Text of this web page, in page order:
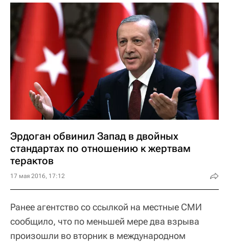
Эрдоган обвинил Запад в двойных
стандартах по отношению к жертвам
терактов
17 мая 2016, 17:12
Ранее агентство со ссылкой на местные СМИ
сообщило, что по меньшей мере два взрыва
произошли во вторник в международном